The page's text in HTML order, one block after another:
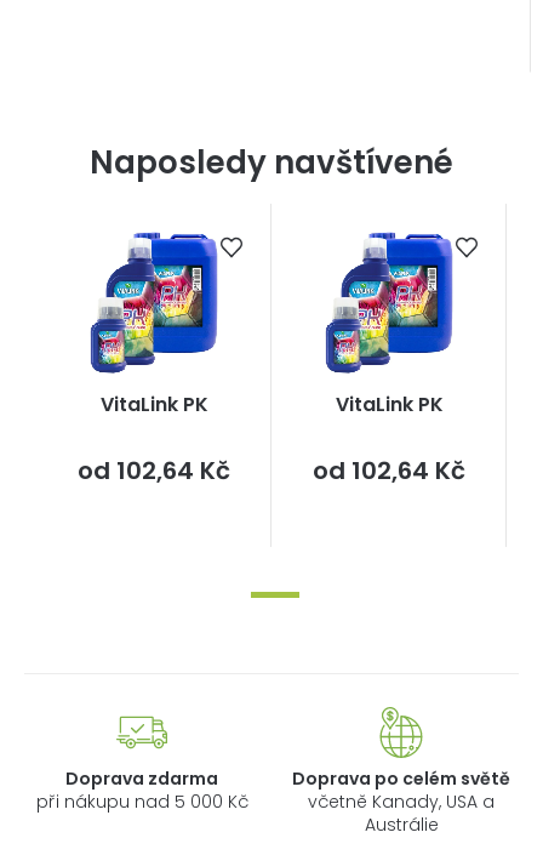
Naposledy navštívené
VitaLink PK
od 102,64 Kčcena:
VitaLink PK
od 102,64 Kčcena:
Doprava zdarma
při nákupu nad 5 000 Kč
Doprava po celém světě
včetně Kanady, USA a
Austrálie